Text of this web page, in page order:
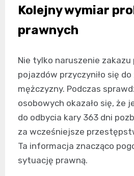
Kolejny wymiar
prawnych
Nie tylko naruszenie zakazu
pojazdów przyczyniło się
mężczyzny. Podczas
osobowych okazało się, że
do odbycia kary 363 dni
za wcześniejsze
Ta informacja znacząco
sytuację prawną.